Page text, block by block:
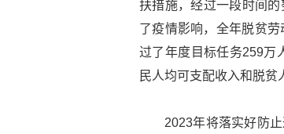
扶措施，经过一段时间
了疫情影响，全年脱贫
过了年度目标任务259万
民人均可支配收入和脱贫
2023年将落实好防